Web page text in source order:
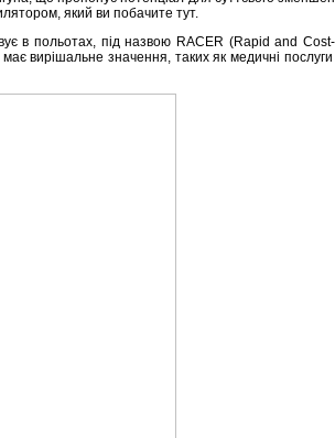
який ви побачите тут.
в польотах, під назвою RACER (Rapid and
вирішальне значення, таких як медичні